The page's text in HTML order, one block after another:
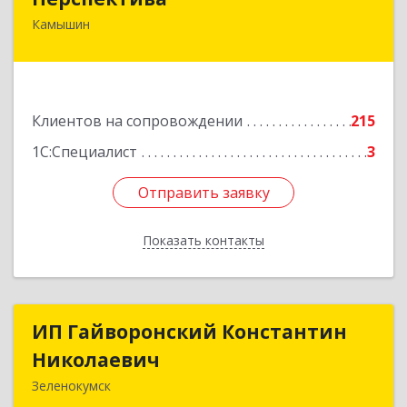
Камышин
Клиентов на сопровождении
215
1С:Специалист
3
Отправить заявку
Показать контакты
Отправить заявку
Назад
ИП Гайворонский Константин
Николаевич
Зеленокумск
ИП Гайворонский Константин